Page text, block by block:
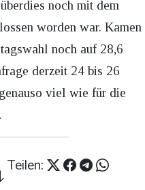
noch mit dem
worden war. Kamen
noch auf 28,6
derzeit 24 bis 26
viel wie für die
Teilen: